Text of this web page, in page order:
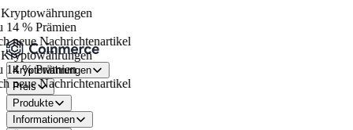
% Prämien
neue Nachrichtenartikel
% Prämien
neue Nachrichtenartikel
Kryptowährungen
Preis
Produkte
Informationen